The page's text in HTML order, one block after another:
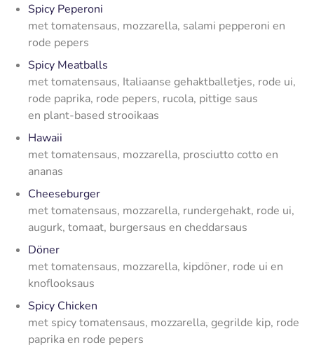
Spicy Peperoni
met tomatensaus, mozzarella, salami pepperoni en
rode pepers
Spicy Meatballs
met tomatensaus, Italiaanse gehaktballetjes, rode ui,
rode paprika, rode pepers, rucola, pittige saus
en plant-based strooikaas
Hawaii
met tomatensaus, mozzarella, prosciutto cotto en
ananas
Cheeseburger
met tomatensaus, mozzarella, rundergehakt, rode ui,
augurk, tomaat, burgersaus en cheddarsaus
Döner
met tomatensaus, mozzarella, kipdöner, rode ui en
knoflooksaus
Spicy Chicken
met spicy tomatensaus, mozzarella, gegrilde kip, rode
paprika en rode pepers